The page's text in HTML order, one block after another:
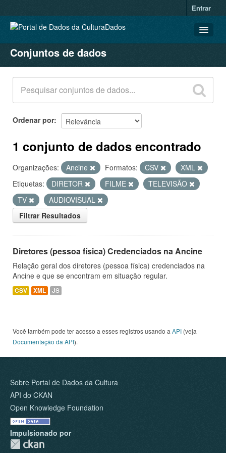
Entrar
CONJUNTOS DE DADOS
ORGANIZAÇÕES
GRUPOS
SOBRE
Conjuntos de dados
Ordenar por
1 conjunto de dados encontrado
Organizações: Ancine Formatos: CSV
XML
Etiquetas:
DIRETOR FILME
TELEVISÃO
TV
AUDIOVISUAL
Filtrar Resultados
Diretores (pessoa física) Credenciados na Ancine
Relação geral dos diretores (pessoa física) credenciados na
Ancine e que se encontram em situação regular.
CSV XML JS
Você também pode ter acesso a esses registros usando a API (veja
Documentação da API).
Sobre Portal de Dados da Cultura
API do CKAN
Open Knowledge Foundation
Impulsionado por